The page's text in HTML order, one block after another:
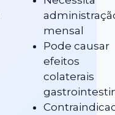
mensal
Pode causar
efeitos
colaterais